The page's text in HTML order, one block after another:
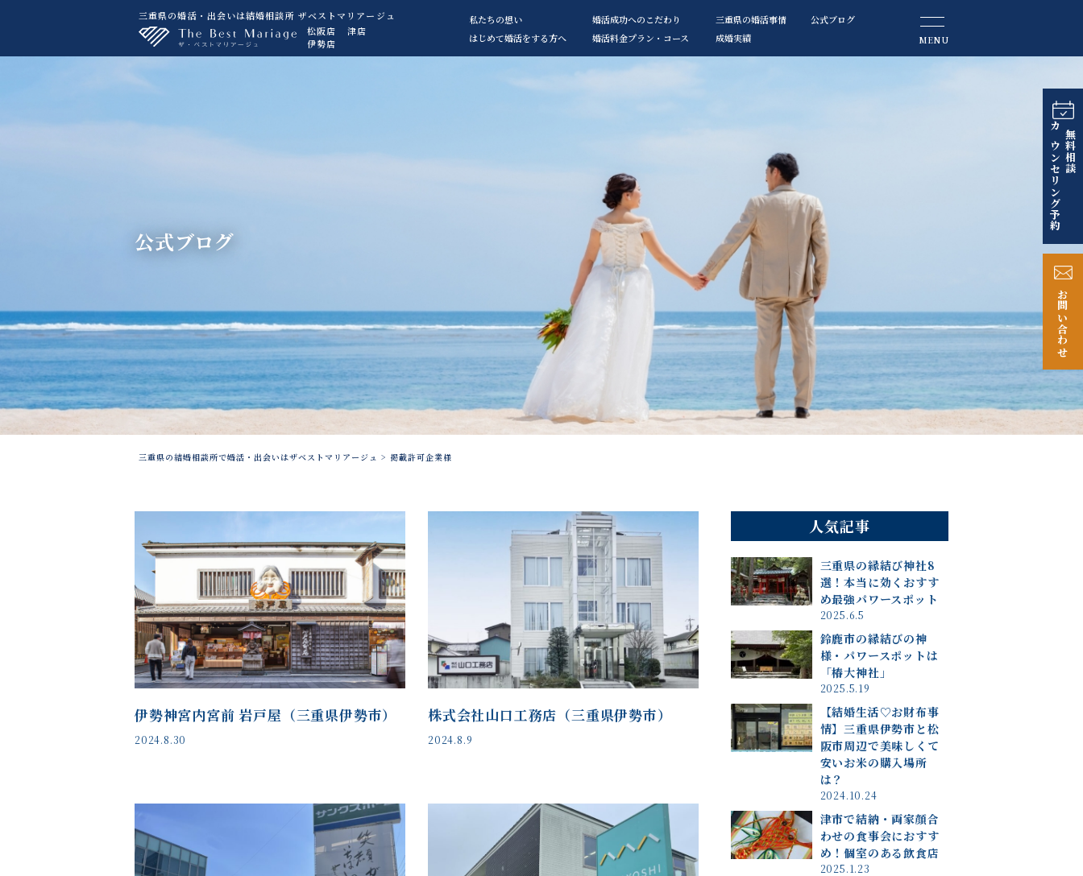
三重県の婚活・出会いは結婚相談所 ザベストマリアージュ
松阪店
津店
伊勢店
私たちの想い 婚活成功へのこだわり 三重県の婚活事情
公式ブログ
はじめて婚活をする方へ
婚活料金プラン・コース 成婚実績 MENU
公式ブログ
三重県の結婚相談所で婚活・出会いはザベストマリアージュ > 掲載許可企業様
伊勢神宮内宮前 岩戸屋（三重県伊勢市）
2024.8.30
株式会社山口工務店（三重県伊勢市）
2024.8.9
人気記事
三重県の縁結び神社8
選！本当に効くおすす
め最強パワースポット
2025.6.5
鈴鹿市の縁結びの神
様・パワースポットは
「椿大神社」
2025.5.19
【結婚生活♡お財布事
情】三重県伊勢市と松
阪市周辺で美味しくて
安いお米の購入場所
は？
2024.10.24
津市で結納・両家顔合
わせの食事会におすす
め！個室のある飲食店
2025.1.23
無料相談
カウンセリング予約
お問い合わせ